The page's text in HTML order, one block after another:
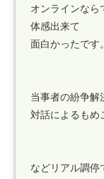
オンラインなら
体感出来て
面白かったです。
当事者の紛争解
対話によるもめ
などリアル調停